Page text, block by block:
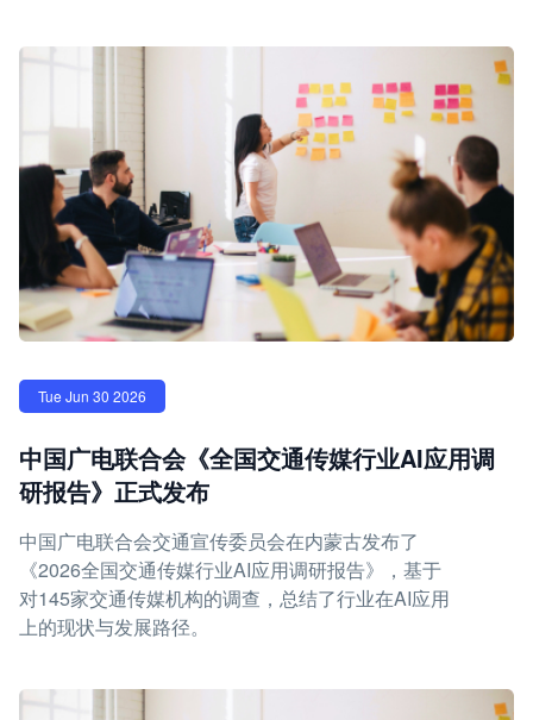
Tue Jun 30 2026
中国广电联合会《全国交通传媒行业AI应用调
研报告》正式发布
中国广电联合会交通宣传委员会在内蒙古发布了
《2026全国交通传媒行业AI应用调研报告》，基于
对145家交通传媒机构的调查，总结了行业在AI应用
上的现状与发展路径。